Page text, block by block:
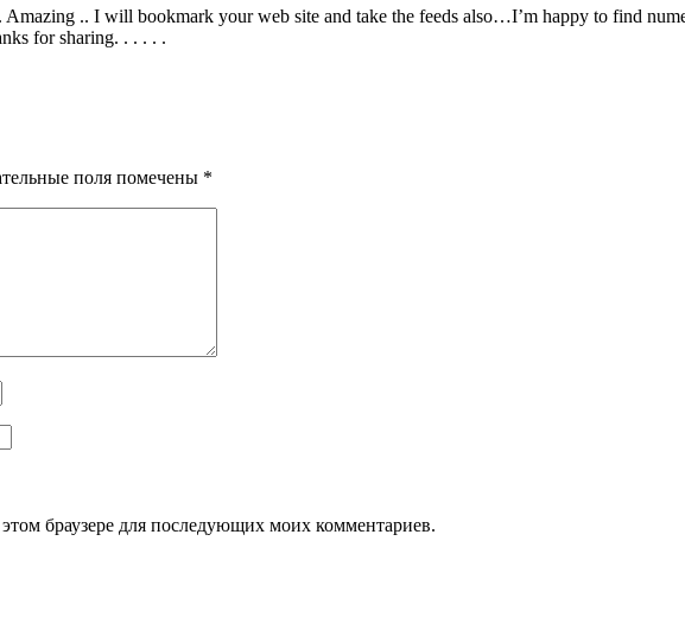
.. I will bookmark your web site and take the feeds also…I’m happy to find
for sharing. . . . . .
поля помечены *
браузере для последующих моих комментариев.